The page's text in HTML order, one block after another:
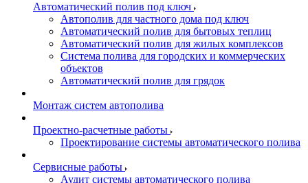
Автоматический полив под ключ
Автополив для частного дома под ключ
Автоматический полив для бытовых теплиц
Автоматический полив для жилых комплексов
Система полива для городских и коммерческих
объектов
Автоматический полив для грядок
Монтаж систем автополива
Проектно-расчетные работы
Проектирование системы автоматического полива
Сервисные работы
Аудит системы автоматического полива